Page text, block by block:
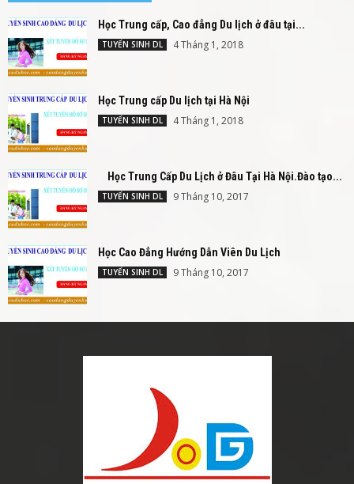
Học Trung cấp, Cao đẳng Du lịch ở đâu tại...
TUYỂN SINH DL 4 Tháng 1, 2018
Học Trung cấp Du lịch tại Hà Nội
TUYỂN SINH DL 4 Tháng 1, 2018
Học Trung Cấp Du Lịch ở Đâu Tại Hà Nội.Đào tạo...
TUYỂN SINH DL 9 Tháng 10, 2017
Học Cao Đẳng Hướng Dẫn Viên Du Lịch
TUYỂN SINH DL 9 Tháng 10, 2017